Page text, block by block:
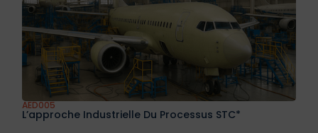
AED005
L’approche Industrielle Du Processus STC*